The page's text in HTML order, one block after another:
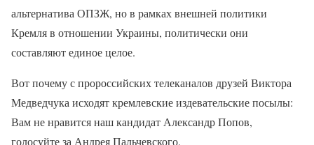
альтернатива ОПЗЖ, но в рамках внешней политики
Кремля в отношении Украины, политически они
составляют единое целое.
Вот почему с пророссийских телеканалов друзей Виктора
Медведчука исходят кремлевские издевательские посылы:
Вам не нравится наш кандидат Александр Попов,
голосуйте за Андрея Пальчевского.